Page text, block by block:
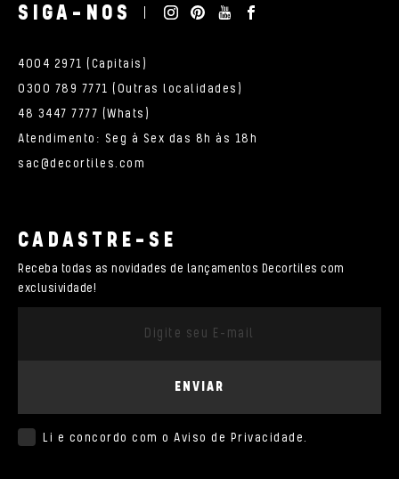
SIGA-NOS
4004 2971 (Capitais)
0300 789 7771 (Outras localidades)
48 3447 7777 (Whats)
Atendimento: Seg à Sex das 8h às 18h
sac@decortiles.com
CADASTRE-SE
Receba todas as novidades de lançamentos Decortiles com
exclusividade!
ENVIAR
Li e concordo com o Aviso de Privacidade.